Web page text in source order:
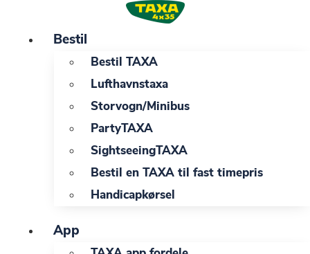
indhold
Bestil
Bestil TAXA
Lufthavnstaxa
Storvogn/Minibus
PartyTAXA
SightseeingTAXA
Bestil en TAXA til fast timepris
Handicapkørsel
App